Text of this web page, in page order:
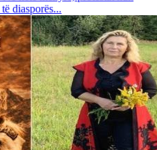
diasporës...